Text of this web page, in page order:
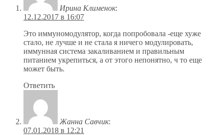
Ирина Клименок:
12.12.2017 в 16:07
Это иммуномодулятор, когда попробовала -еще хуже
стало, не лучше и не стала я ничего модулировать,
иммунная система закаливанием и правильным
питанием укрепиться, а от этого непонятно, ч то еще
может быть.
Ответить
Жанна Савчик:
07.01.2018 в 12:21